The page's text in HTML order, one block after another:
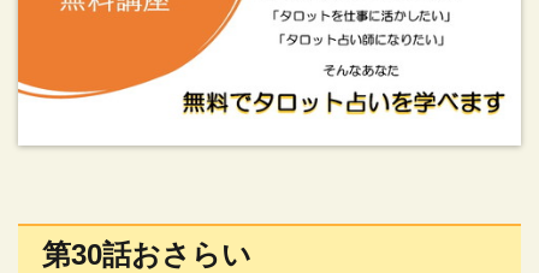
第30話おさらい